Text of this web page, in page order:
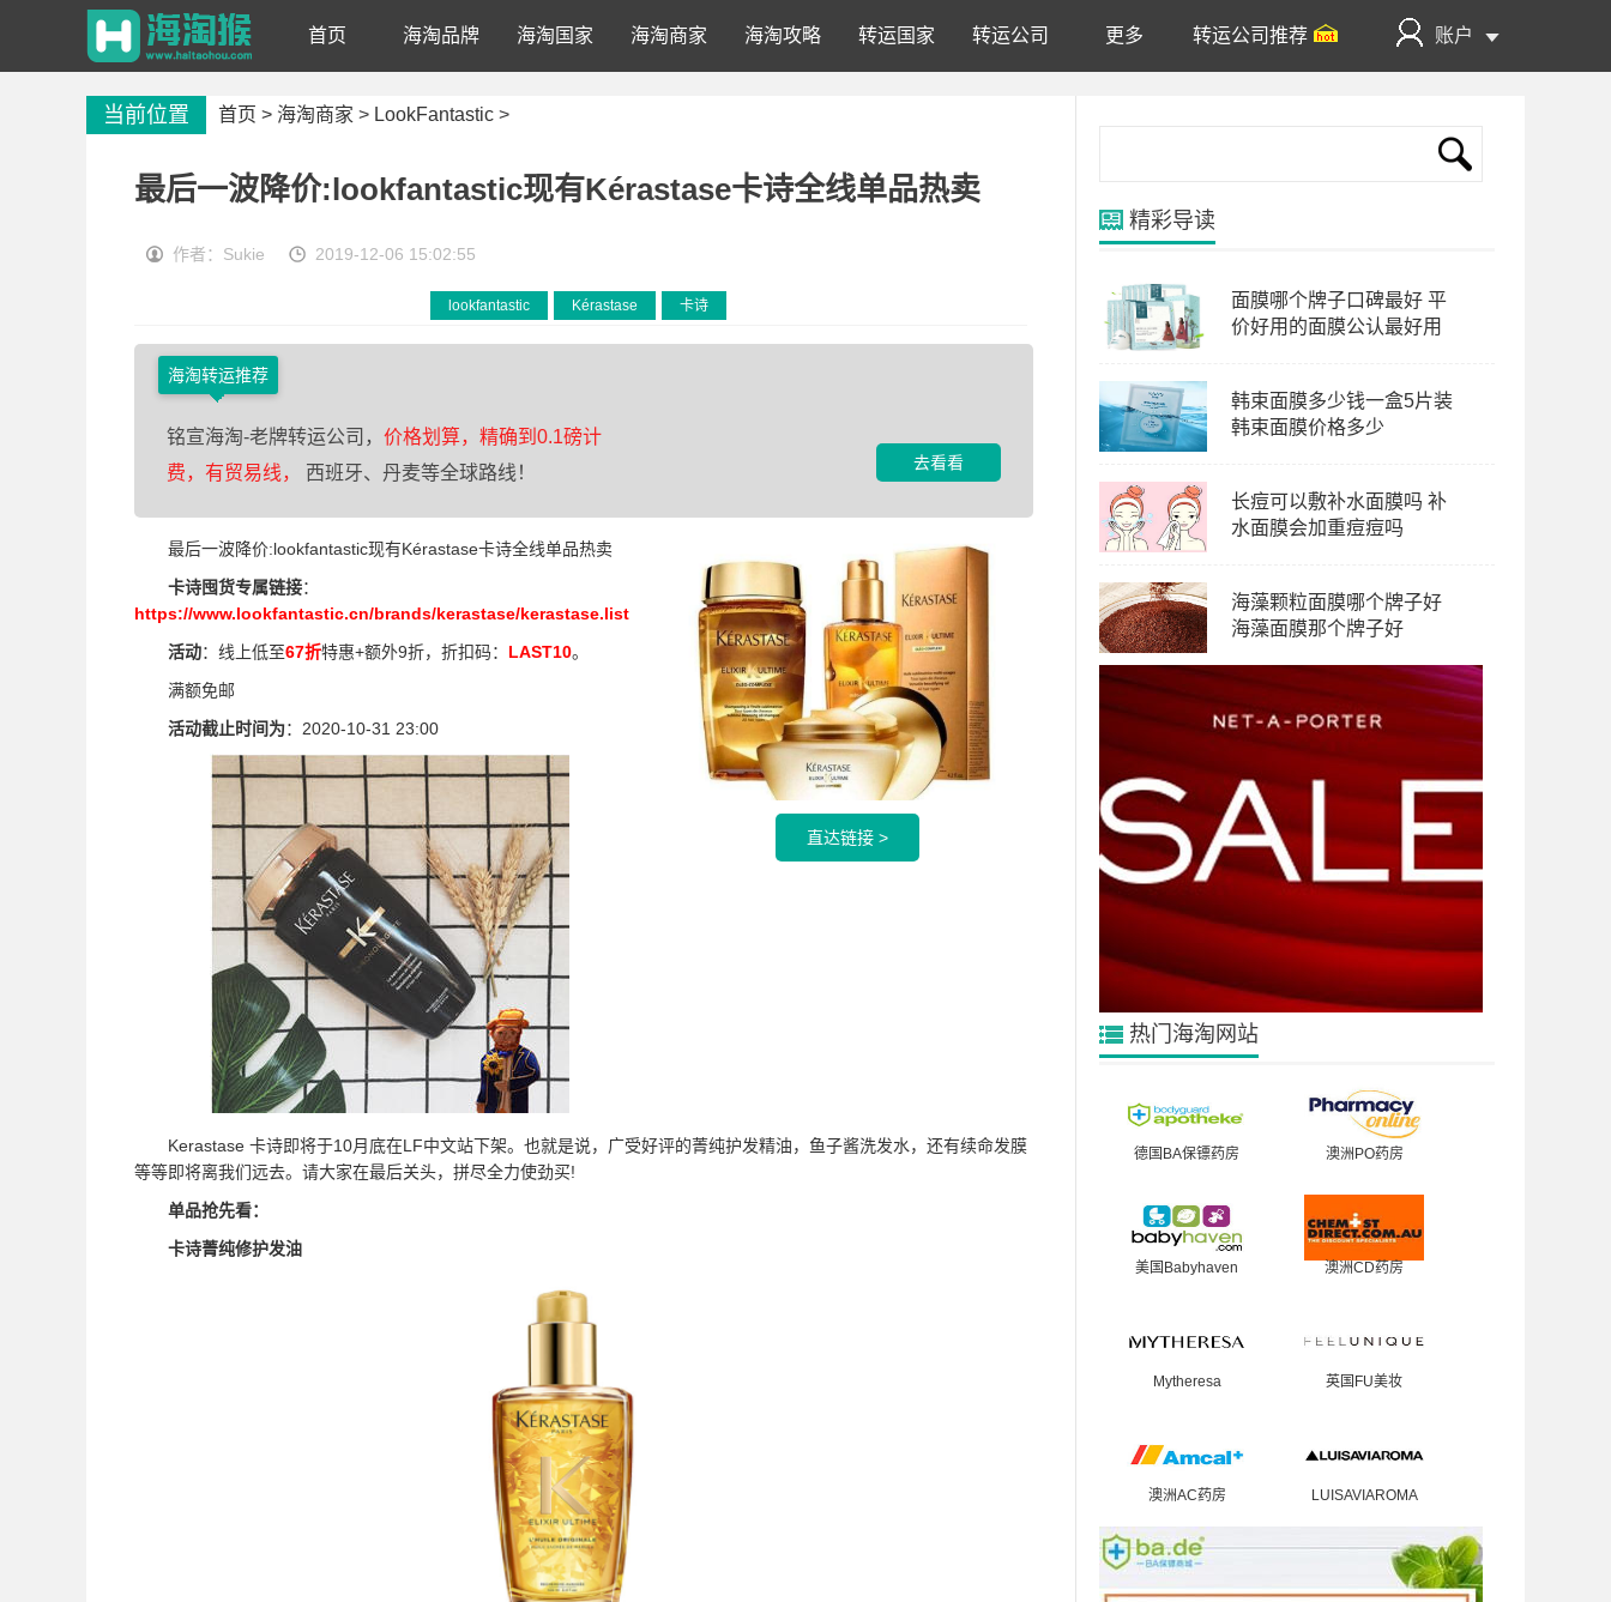
首页 海淘品牌 海淘国家 海淘商家 海淘攻略 转运国家 转运公司 更多 转运公司推荐 账户
当前位置 首页 > 海淘商家 > LookFantastic >
最后一波降价:lookfantastic现有Kérastase卡诗全线单品热卖
作者：Sukie 2019-12-06 15:02:55
lookfantastic Kérastase 卡诗
海淘转运推荐
铭宣海淘-老牌转运公司， 价格划算，精确到0.1磅计
费，有贸易线，
西班牙、丹麦等全球路线！ 去看看
直达链接 >
最后一波降价:lookfantastic现有Kérastase卡诗全线单品热卖
卡诗囤货专属链接：
https://www.lookfantastic.cn/brands/kerastase/kerastase.list
活动：线上低至67折特惠+额外9折，折扣码： LAST10。
满额免邮
活动截止时间为：2020-10-31 23:00
Kerastase 卡诗即将于10月底在LF中文站下架。也就是说，广受好评的菁纯护发精油，鱼子酱洗发水，还有续命发膜
等等即将离我们远去。请大家在最后关头，拼尽全力使劲买!
单品抢先看：
卡诗菁纯修护发油
精彩导读
面膜哪个牌子口碑最好 平
价好用的面膜公认最好用
韩束面膜多少钱一盒5片装
韩束面膜价格多少
长痘可以敷补水面膜吗 补
水面膜会加重痘痘吗
海藻颗粒面膜哪个牌子好
海藻面膜那个牌子好
热门海淘网站
德国BA保镖药房 澳洲PO药房
美国Babyhaven 澳洲CD药房
Mytheresa 英国FU美妆
澳洲AC药房 LUISAVIAROMA